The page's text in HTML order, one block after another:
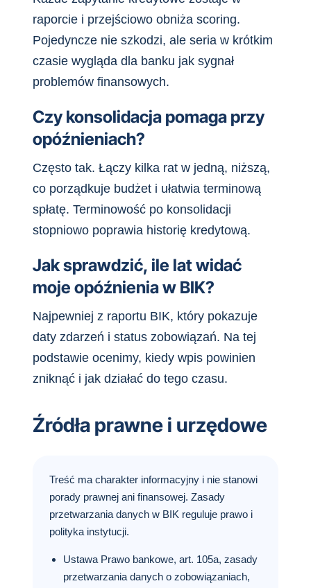
raporcie i przejściowo obniża scoring.
Pojedyncze nie szkodzi, ale seria w krótkim
czasie wygląda dla banku jak sygnał
problemów finansowych.
Czy konsolidacja pomaga przy
opóźnieniach?
Często tak. Łączy kilka rat w jedną, niższą,
co porządkuje budżet i ułatwia terminową
spłatę. Terminowość po konsolidacji
stopniowo poprawia historię kredytową.
Jak sprawdzić, ile lat widać
moje opóźnienia w BIK?
Najpewniej z raportu BIK, który pokazuje
daty zdarzeń i status zobowiązań. Na tej
podstawie ocenimy, kiedy wpis powinien
zniknąć i jak działać do tego czasu.
Źródła prawne i urzędowe
Treść ma charakter informacyjny i nie stanowi
porady prawnej ani finansowej. Zasady
przetwarzania danych w BIK reguluje prawo i
polityka instytucji.
Ustawa Prawo bankowe, art. 105a, zasady
przetwarzania danych o zobowiązaniach,